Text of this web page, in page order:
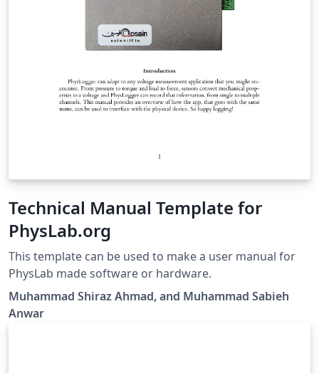
Technical Manual Template for
PhysLab.org
This template can be used to make a user manual for
PhysLab made software or hardware.
Muhammad Shiraz Ahmad, and Muhammad Sabieh
Anwar